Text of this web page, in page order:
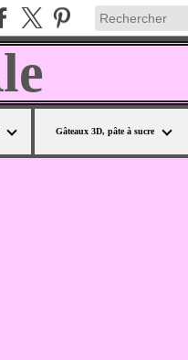
Gâteaux 3D, pâte à sucre